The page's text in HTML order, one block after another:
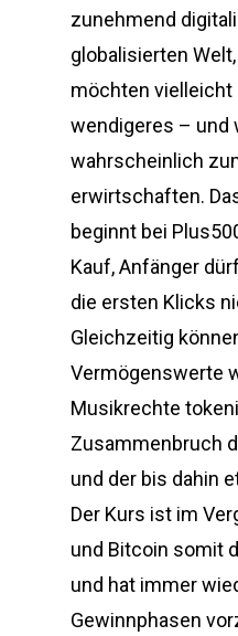
zunehmend
globalisierten
möchten vielleicht
wendigeres – und
wahrscheinlich
erwirtschaften.
beginnt bei
Kauf, Anfänger
die ersten Klicks
Gleichzeitig
Vermögenswerte
Musikrechte
Zusammenbruch
und der bis dahin
Der Kurs ist im
und Bitcoin somit
und hat immer
Gewinnphasen